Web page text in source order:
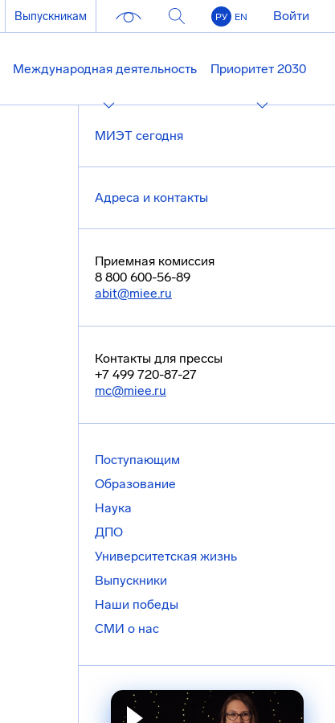
Выпускникам РУ EN Войти
Международная деятельность Приоритет 2030
МИЭТ сегодня
Адреса и контакты
Приемная комиссия
8 800 600-56-89
abit@miee.ru
Контакты для прессы
+7 499 720-87-27
mc@miee.ru
Поступающим
Образование
Наука
ДПО
Университетская жизнь
Выпускники
Наши победы
СМИ о нас